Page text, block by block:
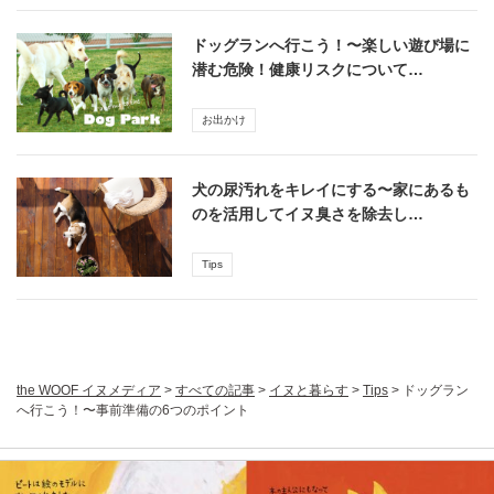
ドッグランへ行こう！〜楽しい遊び場に
潜む危険！健康リスクについて…
お出かけ
犬の尿汚れをキレイにする〜家にあるも
のを活用してイヌ臭さを除去し…
Tips
the WOOF イヌメディア > すべての記事 > イヌと暮らす > Tips > ドッグラン
へ行こう！〜事前準備の6つのポイント